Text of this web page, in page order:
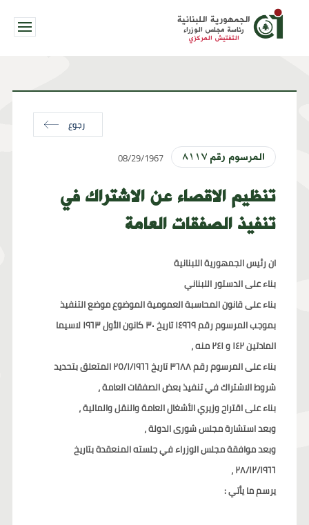
الجمهورية اللبنانية
رئاسة مجلس الوزراء
التفتيش المركزي
رجوع
المرسوم رقم ٨١١٧ 08/29/1967
تنظيم الاقصاء عن الاشتراك في
تنفيذ الصفقات العامة
ان رئيس الجمهورية اللبنانية
بناء على الدستور اللبناني
بناء على قانون المحاسبة العمومية الموضوع موضع التنفيذ
بموجب المرسوم رقم ١٤٩٦٩ تاريخ ٣٠ كانون الأول ١٩٦٣ لاسيما
المادتين ١٤٢ و ٢٤١ منه ،
بناء على المرسوم رقم ٣٦٨٨ تاريخ ٢٥/١/١٩٦٦ المتعلق بتحديد
شروط الاشتراك في تنفيذ بعض الصفقات العامة ،
بناء على اقتراح وزيري الأشغال العامة والنقل والمالية ،
وبعد استشارة مجلس شورى الدولة ،
وبعد موافقة مجلس الوزراء في جلسته المنعقدة بتاريخ
٢٨/١٢/١٩٦٦ ،
يرسم ما يأتي :